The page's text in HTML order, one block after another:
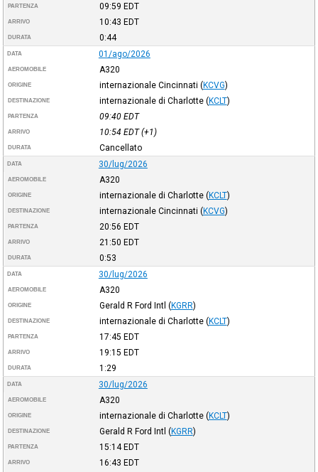
PARTENZA 09:59 EDT
ARRIVO 10:43 EDT
DURATA 0:44
DATA 01/ago/2026
AEROMOBILE A320
ORIGINE internazionale Cincinnati (KCVG)
DESTINAZIONE internazionale di Charlotte (KCLT)
PARTENZA 09:40 EDT
ARRIVO 10:54 EDT(+1)
DURATA Cancellato
DATA 30/lug/2026
AEROMOBILE A320
ORIGINE internazionale di Charlotte (KCLT)
DESTINAZIONE internazionale Cincinnati (KCVG)
PARTENZA 20:56 EDT
ARRIVO 21:50 EDT
DURATA 0:53
DATA 30/lug/2026
AEROMOBILE A320
ORIGINE Gerald R Ford Intl (KGRR)
DESTINAZIONE internazionale di Charlotte (KCLT)
PARTENZA 17:45 EDT
ARRIVO 19:15 EDT
DURATA 1:29
DATA 30/lug/2026
AEROMOBILE A320
ORIGINE internazionale di Charlotte (KCLT)
DESTINAZIONE Gerald R Ford Intl (KGRR)
PARTENZA 15:14EDT
ARRIVO 16:43 EDT